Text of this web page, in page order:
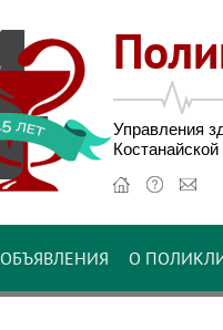
Управления
ОБЪЯВЛЕНИЯ О